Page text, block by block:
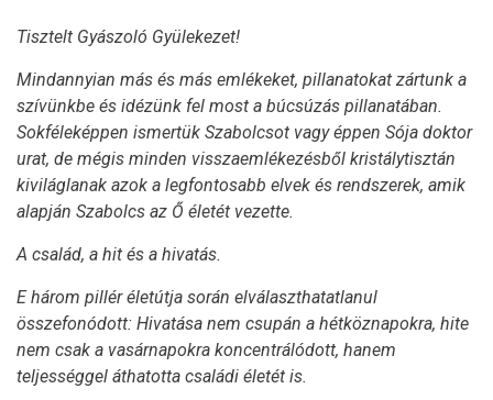
Tisztelt Gyászoló Gyülekezet!
Mindannyian más és más emlékeket, pillanatokat zártunk a
szívünkbe és idézünk fel most a búcsúzás pillanatában.
Sokféleképpen ismertük Szabolcsot vagy éppen Sója doktor
urat, de mégis minden visszaemlékezésből kristálytisztán
kiviláglanak azok a legfontosabb elvek és rendszerek, amik
alapján Szabolcs az Ő életét vezette.
A család, a hit és a hivatás.
E három pillér életútja során elválaszthatatlanul
összefonódott: Hivatása nem csupán a hétköznapokra, hite
nem csak a vasárnapokra koncentrálódott, hanem
teljességgel áthatotta családi életét is.